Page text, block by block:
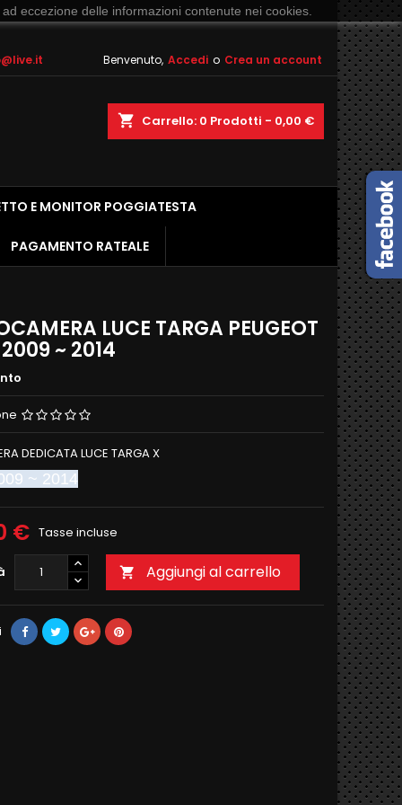
Benvenuto, Accedi o Crea un account
shopping_cart Carrello: 0 Prodotti - 0,00 €
E MONITOR POGGIATESTA
PAGAMENTO RATEALE
LUCE TARGA PEUGEOT
~ 2014
DEDICATA LUCE TARGA X
~ 2014
€ Tasse incluse
 Aggiungi al carrello
eccezione delle informazioni contenute nei cookies.